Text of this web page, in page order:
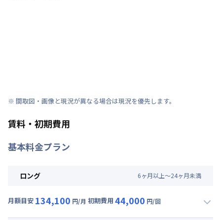
※ 間取図・画像と現況が異なる場合は現況を優先します。
賃料・初期費用
基本料金プラン
ロング 6ヶ月以上～24ヶ月未満
月額目安 134,100 円/月 初期費用 44,000 円/回